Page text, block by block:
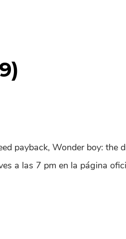
payback, Wonder boy: the
a las 7 pm en la página